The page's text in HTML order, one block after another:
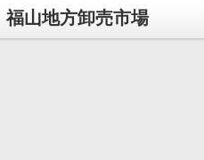
福山地方卸売市場